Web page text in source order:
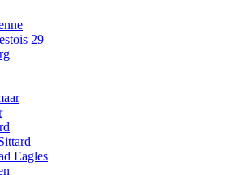
29
Eagles